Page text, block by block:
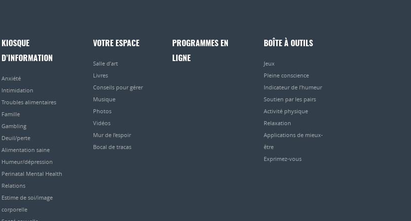
KIOSQUE
D’INFORMATION
Anxiété
Intimidation
Troubles alimentaires
Famille
Gambling
Deuil/perte
Alimentation saine
Humeur/dépression
Perinatal Mental Health
Relations
Estime de soi/image
corporelle
VOTRE ESPACE
Salle d’art
Livres
Conseils pour gérer
Musique
Photos
Vidéos
Mur de l’espoir
Bocal de tracas
PROGRAMMES EN
LIGNE
BOÎTE À OUTILS
Jeux
Pleine conscience
Indicateur de l’humeur
Soutien par les pairs
Activité physique
Relaxation
Applications de mieux-
être
Exprimez-vous